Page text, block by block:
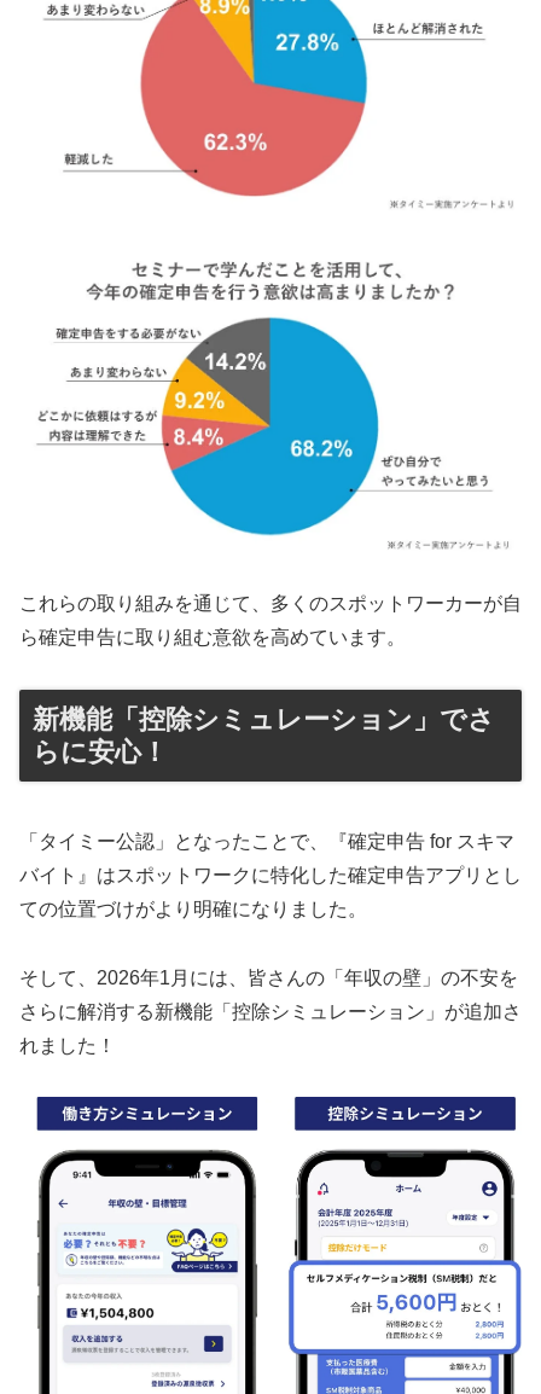
これらの取り組みを通じて、多くのスポットワーカーが自
ら確定申告に取り組む意欲を高めています。
新機能「控除シミュレーション」でさ
らに安心！
「タイミー公認」となったことで、『確定申告 for スキマ
バイト』はスポットワークに特化した確定申告アプリとし
ての位置づけがより明確になりました。
そして、2026年1月には、皆さんの「年収の壁」の不安を
さらに解消する新機能「控除シミュレーション」が追加さ
れました！